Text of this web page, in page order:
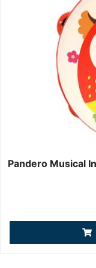
Pandero Musical